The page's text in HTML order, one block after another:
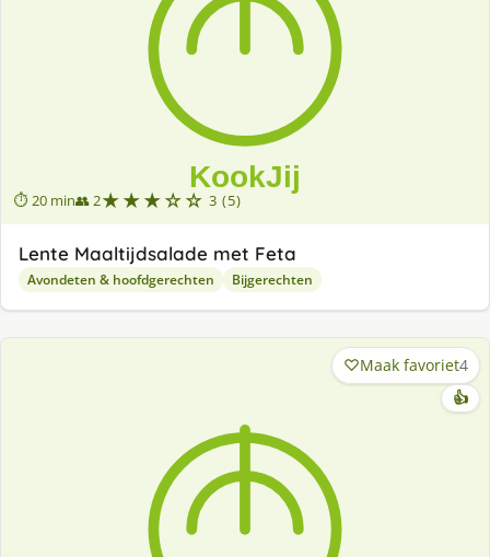
⏱ 20 min👥 2★★★☆☆ 3 (5)
Lente Maaltijdsalade met Feta
Avondeten & hoofdgerechten Bijgerechten
Maak favoriet4
👍